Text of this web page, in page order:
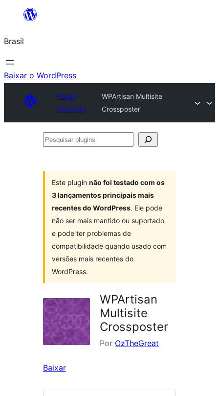
o
conteúdo
Brasil
Baixar o WordPress
Plugin
Directory
WPArtisan Multisite
Crossposter
Pesquisar
Este plugin não foi testado com os
3 lançamentos principais mais
recentes do WordPress. Ele pode
não ser mais mantido ou suportado
e pode ter problemas de
compatibilidade quando usado com
versões mais recentes do
WordPress.
WPArtisan
Multisite
Crossposter
Por OzTheGreat
Baixar